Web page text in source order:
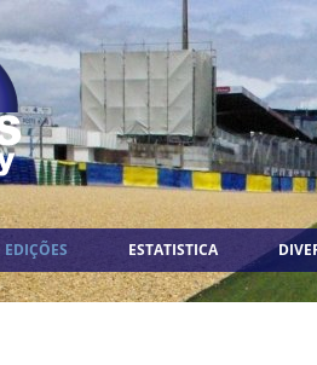
EDIÇÕES ESTATISTICA